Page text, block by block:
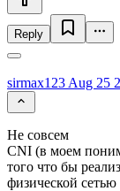
Reply
sirmax123 Aug 25
Не совсем
CNI (в моем
того что бы
физической